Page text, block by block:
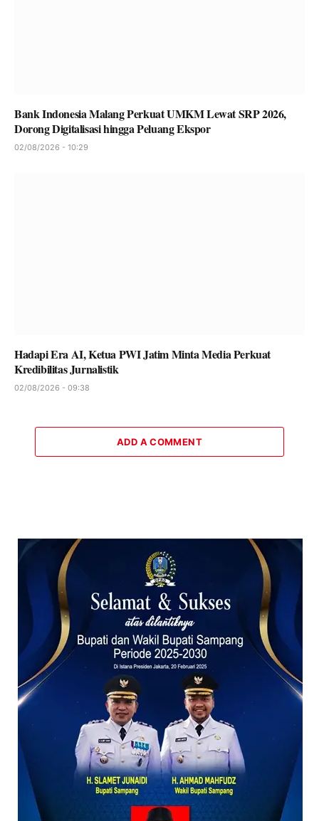
Bank Indonesia Malang Perkuat UMKM Lewat SRP 2026,
Dorong Digitalisasi hingga Peluang Ekspor
02/08/2026 - 10:29
Hadapi Era AI, Ketua PWI Jatim Minta Media Perkuat
Kredibilitas Jurnalistik
02/08/2026 - 09:38
ADD A COMMENT